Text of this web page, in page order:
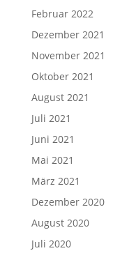
Februar 2022
Dezember 2021
November 2021
Oktober 2021
August 2021
Juli 2021
Juni 2021
Mai 2021
März 2021
Dezember 2020
August 2020
Juli 2020